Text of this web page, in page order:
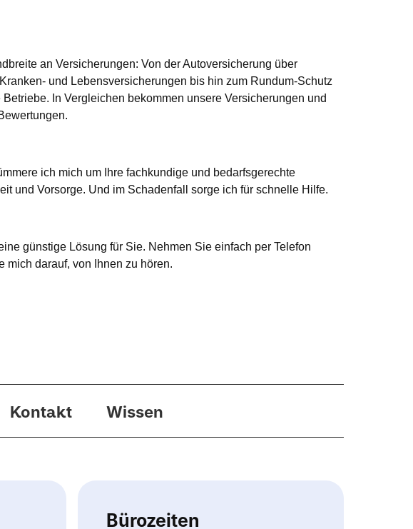
an Versicherungen: Von der Autoversicherung über
und Lebensversicherungen bis hin zum Rundum-Schutz
In Vergleichen bekommen unsere Versicherungen und
ich mich um Ihre fachkundige und bedarfsgerechte
und Vorsorge. Und im Schadenfall sorge ich für schnelle Hilfe.
günstige Lösung für Sie. Nehmen Sie einfach per Telefon
mich darauf, von Ihnen zu hören.
Kontakt Wissen
Bürozeiten